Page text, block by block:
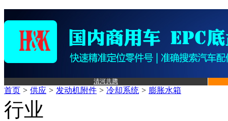
清河共腾
首页 > 供应 > 发动机附件 > 冷却系统 > 膨胀水箱
行业